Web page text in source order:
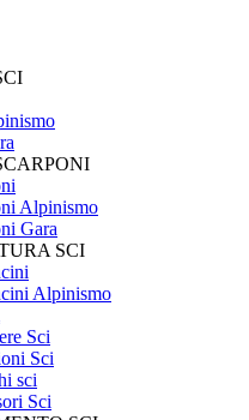
Alpinismo
Gara
SCI
Alpinismo
Sci
Sci
sci
Sci